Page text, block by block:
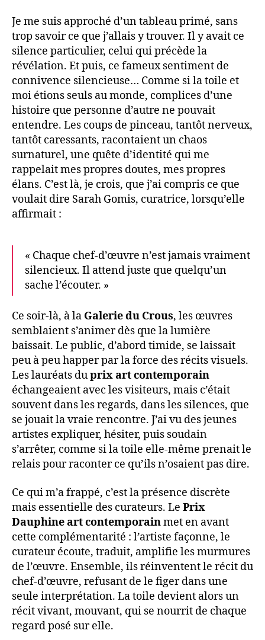
Je me suis approché d’un tableau primé, sans
trop savoir ce que j’allais y trouver. Il y avait ce
silence particulier, celui qui précède la
révélation. Et puis, ce fameux sentiment de
connivence silencieuse… Comme si la toile et
moi étions seuls au monde, complices d’une
histoire que personne d’autre ne pouvait
entendre. Les coups de pinceau, tantôt nerveux,
tantôt caressants, racontaient un chaos
surnaturel, une quête d’identité qui me
rappelait mes propres doutes, mes propres
élans. C’est là, je crois, que j’ai compris ce que
voulait dire Sarah Gomis, curatrice, lorsqu’elle
affirmait :
« Chaque chef-d’œuvre n’est jamais vraiment
silencieux. Il attend juste que quelqu’un
sache l’écouter. »
Ce soir-là, à la Galerie du Crous, les œuvres
semblaient s’animer dès que la lumière
baissait. Le public, d’abord timide, se laissait
peu à peu happer par la force des récits visuels.
Les lauréats duprix art contemporain
échangeaient avec les visiteurs, mais c’était
souvent dans les regards, dans les silences, que
se jouait la vraie rencontre. J’ai vu des jeunes
artistes expliquer, hésiter, puis soudain
s’arrêter, comme si la toile elle-même prenait le
relais pour raconter ce qu’ils n’osaient pas dire.
Ce qui m’a frappé, c’est la présence discrète
mais essentielle des curateurs. Le Prix
Dauphine art contemporainmet en avant
cette complémentarité : l’artiste façonne, le
curateur écoute, traduit, amplifie les murmures
de l’œuvre. Ensemble, ils réinventent le récit du
chef-d’œuvre, refusant de le figer dans une
seule interprétation. La toile devient alors un
récit vivant, mouvant, qui se nourrit de chaque
regard posé sur elle.